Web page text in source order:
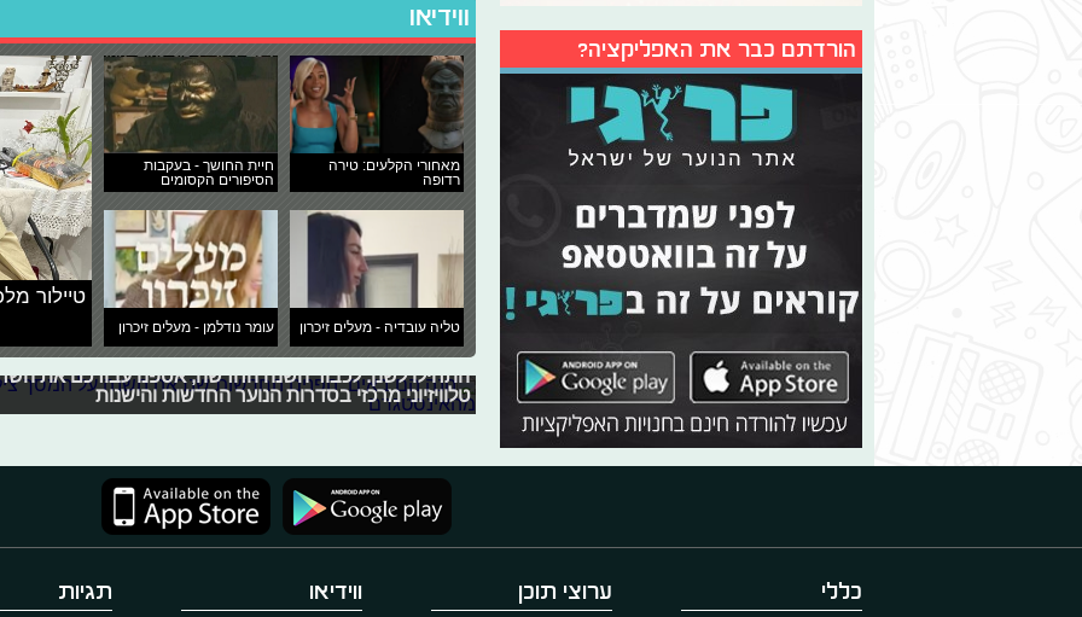
ווידיאו
מאחורי הקלעים: טירה
רדופה
חיית החושך - בעקבות
הסיפורים הקסומים
טליה עובדיה - מעלים זיכרון עומר נודלמן - מעלים זיכרון
טיילור
הנה הם באים: הפנים החדשות
התחילו לשנן: לכבוד השנה החדשה, אספנו עבורכם את
טלוויזיוני מרכזי בסדרות הנוער החדשות והישנות
הורדתם כבר את האפליקציה?
כללי ערוצי תוכן ווידיאו תגיות